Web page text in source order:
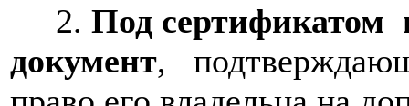
2. Под
документ,